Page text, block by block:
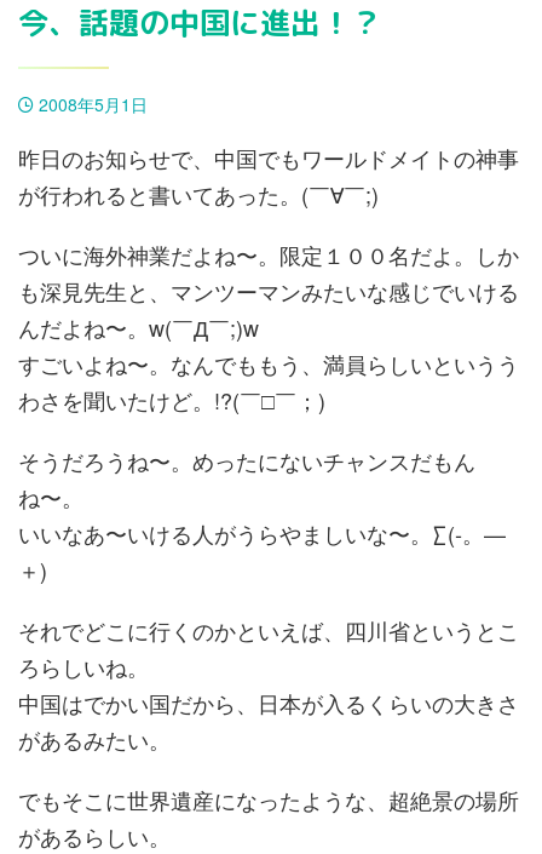
今、話題の中国に進出！？
2008年5月1日
昨日のお知らせで、中国でもワールドメイトの神事
が行われると書いてあった。(￣∀￣;)
ついに海外神業だよね〜。限定１００名だよ。しか
も深見先生と、マンツーマンみたいな感じでいける
んだよね〜。w(￣Д￣;)w
すごいよね〜。なんでももう、満員らしいというう
わさを聞いたけど。!?(￣□￣；)
そうだろうね〜。めったにないチャンスだもん
ね〜。
いいなあ〜いける人がうらやましいな〜。∑(‐。—
＋)
それでどこに行くのかといえば、四川省というとこ
ろらしいね。
中国はでかい国だから、日本が入るくらいの大きさ
があるみたい。
でもそこに世界遺産になったような、超絶景の場所
があるらしい。